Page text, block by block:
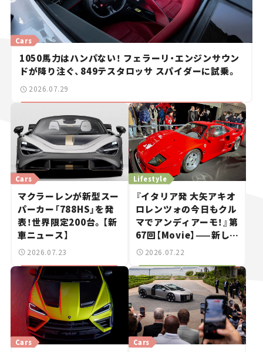
Cars
1050馬力はハンパない！ フェラーリ・エンジンサウン
ドが降り注ぐ、849テスタロッサ スパイダーに試乗。
2026.07.29
Cars
マクラーレンが新型スー
パーカー「788HS」を発
表！世界限定200台。【新
車ニュース】
2026.07.23
Lifestyle
『イタリア発 大矢アキオ
ロレンツォの今日もクル
マでアンディアーモ！』第
67回【Movie】——新しい
スーパーカーショーで起
2026.07.22
Cars Cars